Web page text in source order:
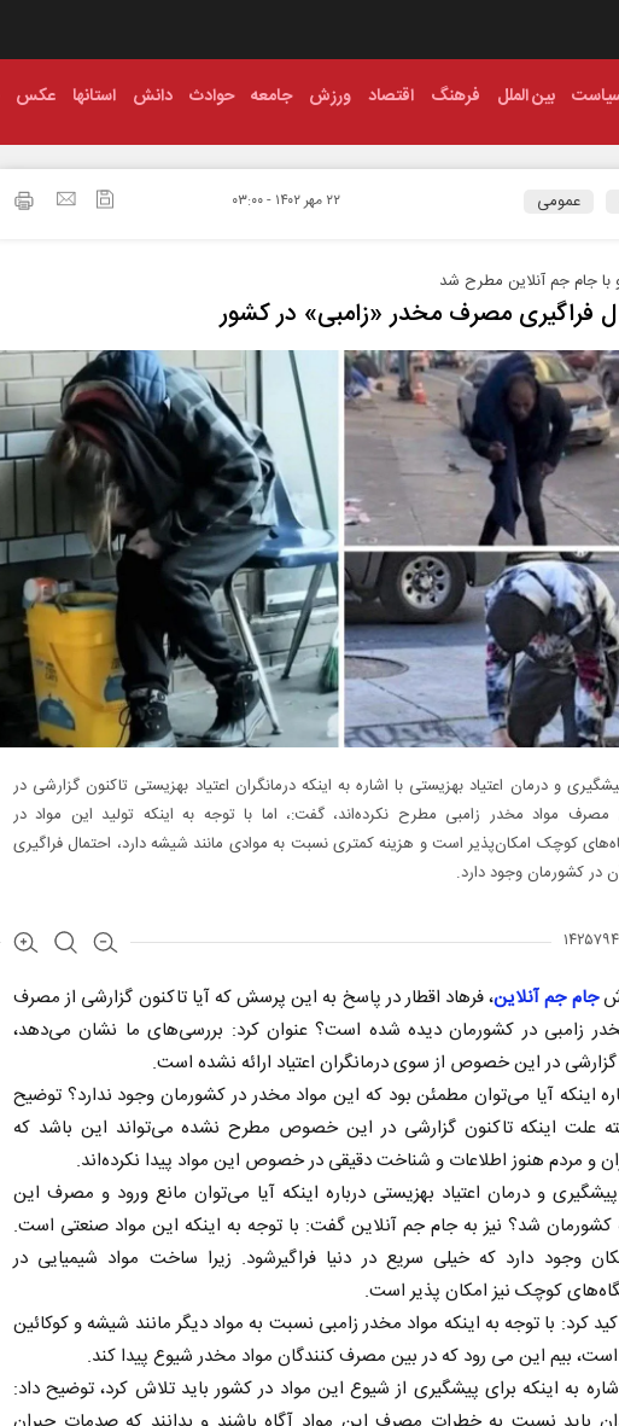
بین الملل فرهنگ اقتصاد ورزش جامعه حوادث دانش استانها عکس
عمومی ۲۲ مهر ۱۴۰۲ - ۰۳:۰۰
با جام جم آنلاین مطرح شد
فراگیری مصرف مخدر «زامبی» در کشور
و درمان اعتیاد بهزیستی با اشاره به اینکه درمانگران اعتیاد بهزیستی تاکنون گزارشی در
مواد مخدر زامبی مطرح نکرده‌اند، گفت:، اما با توجه به اینکه تولید این مواد در
کوچک امکان‌پذیر است و هزینه کمتری نسبت به موادی مانند شیشه دارد، احتمال فراگیری
در کشورمان وجود دارد.
جام جم آنلاین، فرهاد اقطار در پاسخ به این پرسش که آیا تاکنون گزارشی از مصرف
زامبی در کشورمان دیده شده است؟ عنوان کرد: بررسی‌های ما نشان می‌دهد،
در این خصوص از سوی درمانگران اعتیاد ‌ارائه نشده است.
اینکه آیا می‌توان مطمئن بود که این مواد مخدر در کشورمان وجود ندارد؟ توضیح
علت اینکه تاکنون گزارشی در این خصوص مطرح نشده‌ می‌تواند این باشد که
و مردم هنوز اطلاعات و شناخت دقیقی در خصوص این مواد پیدا نکرده‌اند.
و درمان اعتیاد بهزیستی درباره اینکه آیا می‌توان مانع ورود و مصرف این
کشورمان شد؟ نیز به جام جم آنلاین گفت: با توجه به اینکه این مواد صنعتی است.
وجود دارد که خیلی سریع در دنیا فراگیر‌‌شود. زیرا ساخت مواد شیمیایی در
کوچک نیز امکان پذیر است.
کرد: با توجه به اینکه مواد مخدر زامبی نسبت به مواد دیگر مانند شیشه و کوکائین
است، بیم این می رود که در بین مصرف کنندگان مواد مخدر شیوع پیدا کند.
به اینکه برای پیشگیری از‌ شیوع این مواد در کشور باید تلاش کرد، توضیح داد: